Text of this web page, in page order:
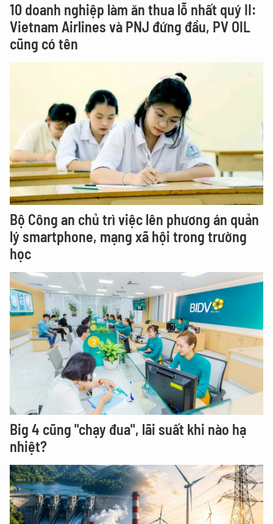
10 doanh nghiệp làm ăn thua lỗ nhất quý II:
Vietnam Airlines và PNJ đứng đầu, PV OIL
cũng có tên
Bộ Công an chủ trì việc lên phương án quản
lý smartphone, mạng xã hội trong trường
học
Big 4 cũng "chạy đua", lãi suất khi nào hạ
nhiệt?